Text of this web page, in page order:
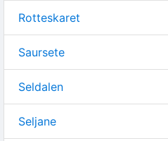
Rotteskaret
Saursete
Seldalen
Seljane